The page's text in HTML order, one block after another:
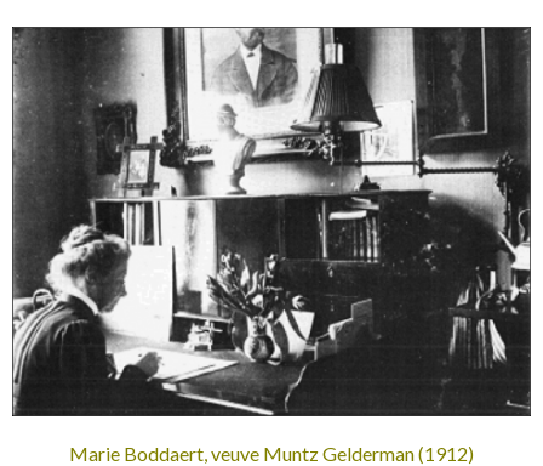
Marie Boddaert, veuve Muntz Gelderman (1912)